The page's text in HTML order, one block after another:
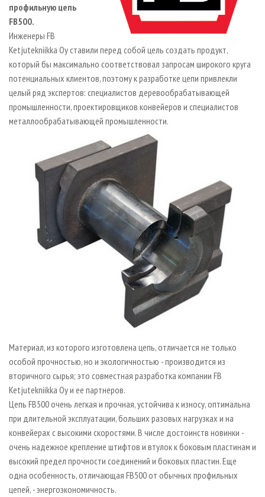
ИНСТРУМЕНТ И МАТЕРИАЛЫ
БИБЛИОТЕКА СПЕЦИАЛИСТА
профильную цепь
FB500.
Инженеры FB
Ketjutekniikka Oy ставили перед собой цель создать продукт,
который бы максимально соответствовал запросам широкого круга
потенциальных клиентов, поэтому к разработке цепи привлекли
целый ряд экспертов: специалистов деревообрабатывающей
промышленности, проектировщиков конвейеров и специалистов
металлообрабатывающей промышленности.
Материал, из которого изготовлена цепь, отличается не только
особой прочностью, но и экологичностью - производится из
вторичного сырья; это совместная разработка компании FB
Ketjutekniikka Oy и ее партнеров.
Цепь FB500 очень легкая и прочная, устойчива к износу, оптимальна
при длительной эксплуатации, больших разовых нагрузках и на
конвейерах с высокими скоростями. В числе достоинств новинки -
очень надежное крепление штифтов и втулок к боковым пластинам и
высокий предел прочности соединений и боковых пластин. Еще
одна особенность, отличающая FB500 от обычных профильных
цепей, - энергоэкономичность.